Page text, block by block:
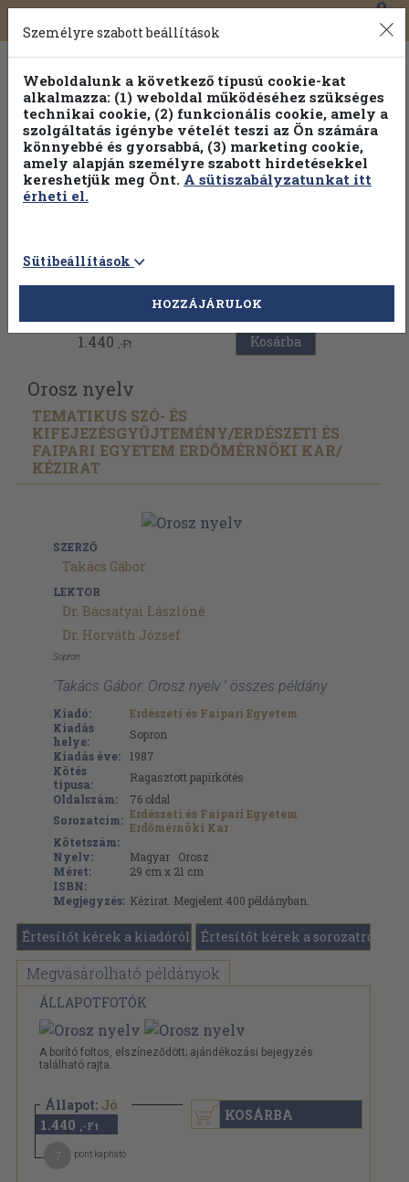
Toggle
navigation
0
Vissza az előző oldalra
1.440 ,-Ft Kosárba
Orosz nyelv
TEMATIKUS SZÓ- ÉS
KIFEJEZÉSGYŰJTEMÉNY/ERDÉSZETI ÉS
FAIPARI EGYETEM ERDŐMÉRNÖKI KAR/
KÉZIRAT
SZERZŐ
Takács Gábor
LEKTOR
Dr. Bácsatyai Lászlóné
Dr. Horváth József
Sopron
'Takács Gábor: Orosz nyelv ' összes példány
Kiadó:
Erdészeti és Faipari Egyetem
Kiadás
helye:
Sopron
Kiadás éve:
1987
Kötés
típusa:
Ragasztott papírkötés
Oldalszám:
76 oldal
Sorozatcím: Erdészeti és Faipari Egyetem
Erdőmérnöki Kar
Kötetszám:
Nyelv:
Magyar
Orosz
Méret:
29 cm x 21 cm
ISBN:
Megjegyzés: Kézirat. Megjelent 400 példányban.
Értesítőt kérek a kiadóról Értesítőt kérek a sorozatról
Megvásárolható példányok
ÁLLAPOTFOTÓK
A borító foltos, elszíneződött; ajándékozási bejegyzés
található rajta.
Állapot: Jó
1.440 ,-Ft
pont kapható
KOSÁRBA
Személyre szabott beállítások
Weboldalunk a következő típusú cookie-kat
alkalmazza: (1) weboldal működéséhez szükséges
technikai cookie, (2) funkcionális cookie, amely a
szolgáltatás igénybe vételét teszi az Ön számára
könnyebbé és gyorsabbá, (3) marketing cookie,
amely alapján személyre szabott hirdetésekkel
kereshetjük meg Önt. A sütiszabályzatunkat itt
érheti el.
Sütibeállítások
HOZZÁJÁRULOK